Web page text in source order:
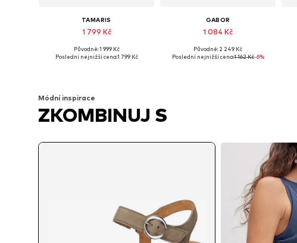
TAMARIS
1 799 Kč
Původně: 1 999 Kč
Poslední nejnižší cena:1 799 Kč
GABOR
1 084 Kč
Dostupné velikosti: 37, 38, 39, 40
Původně: 2 249 Kč
Poslední nejnižší cena:1 162 Kč-6%
Módní inspirace
ZKOMBINUJ S